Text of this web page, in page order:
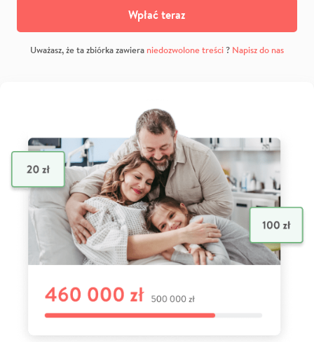
Wpłać teraz
Uważasz, że ta zbiórka zawiera niedozwolone treści? Napisz do nas